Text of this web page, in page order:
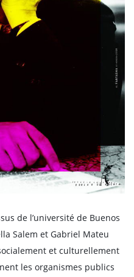
de l’université de Buenos
Salem et Gabriel Mateu
et culturellement
les organismes publics